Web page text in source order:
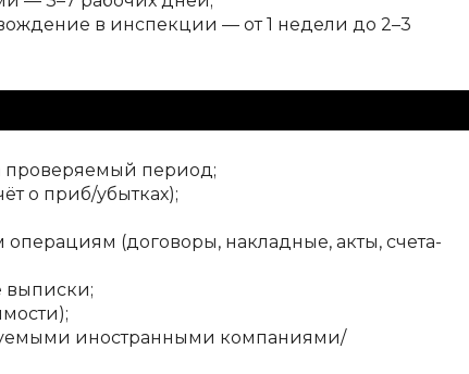
в инспекции — от 1 недели до 2–3
проверяемый период;
о приб/убытках);
(договоры, накладные, акты, счета-
выписки;
иностранными компаниями/